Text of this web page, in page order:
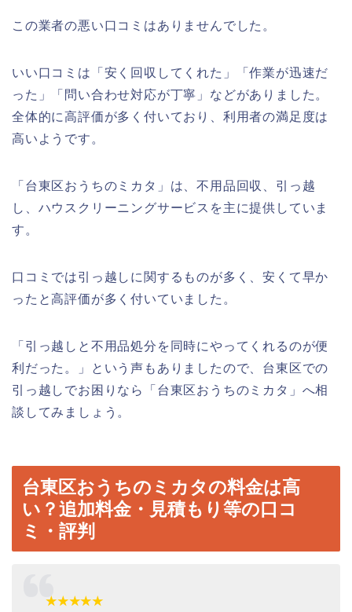
この業者の悪い口コミはありませんでした。
いい口コミは「安く回収してくれた」「作業が迅速だ
った」「問い合わせ対応が丁寧」などがありました。
全体的に高評価が多く付いており、利用者の満足度は
高いようです。
「台東区おうちのミカタ」は、不用品回収、引っ越
し、ハウスクリーニングサービスを主に提供していま
す。
口コミでは引っ越しに関するものが多く、安くて早か
ったと高評価が多く付いていました。
「引っ越しと不用品処分を同時にやってくれるのが便
利だった。」という声もありましたので、台東区での
引っ越しでお困りなら「台東区おうちのミカタ」へ相
談してみましょう。
台東区おうちのミカタの料金は高
い？追加料金・見積もり等の口コ
ミ・評判
★★★★★